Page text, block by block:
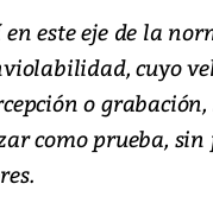
este eje de la
cuyo
o
como prueba, sin